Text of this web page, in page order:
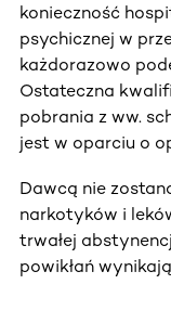
konieczność
psychicznej w
każdorazowo
Ostateczna
pobrania z ww.
jest w oparciu o
Dawcą nie
narkotyków i
trwałej
powikłań